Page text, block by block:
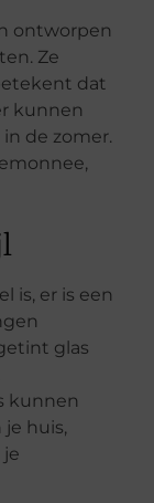
ontworpen
Ze
dat
kunnen
de zomer.
is, er is een
glas
kunnen
je huis,